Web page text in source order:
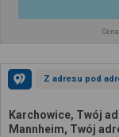
Z adresu pod
Karchowice, Twój
Mannheim, Twój